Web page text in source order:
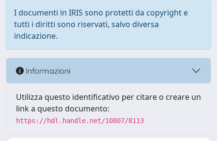
I documenti in IRIS sono protetti da copyright e
tutti i diritti sono riservati, salvo diversa
indicazione.
Informazioni
Utilizza questo identificativo per citare o creare un
link a questo documento:
https://hdl.handle.net/10807/8113